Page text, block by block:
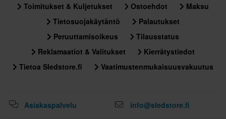
Toimitukset & Kuljetukset Ostoehdot
Maksu
Tietosuojakäytäntö
Palautukset
Peruuttamisoikeus
Tilausstatus
Reklamaatiot & Valitukset
Kierrätystiedot
Tietoa Sledstore.fi
Vaatimustenmukaisuusvakuutus
Asiakaspalvelu info@sledstore.fi